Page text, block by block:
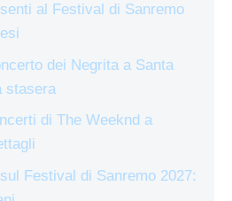
al Festival di Sanremo
dei Negrita a Santa
stasera
di The Weeknd a
Festival di Sanremo 2027: